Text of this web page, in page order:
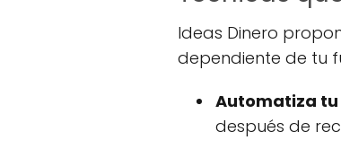
Ideas Dinero
dependiente de tu
Automatiza
después de